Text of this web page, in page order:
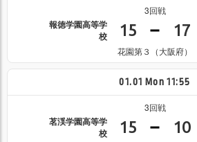
3回戦
報徳学園高等学
校
15 17
花園第３（大阪府）
01.01 Mon 11:55
3回戦
茗渓学園高等学
校
15 10